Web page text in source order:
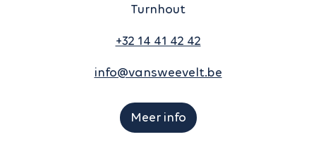
Turnhout
+32 14 41 42 42
info@vansweevelt.be
Meer info